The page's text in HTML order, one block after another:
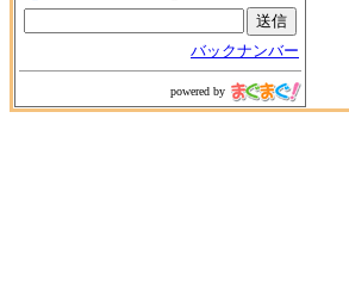
バックナンバー
powered by